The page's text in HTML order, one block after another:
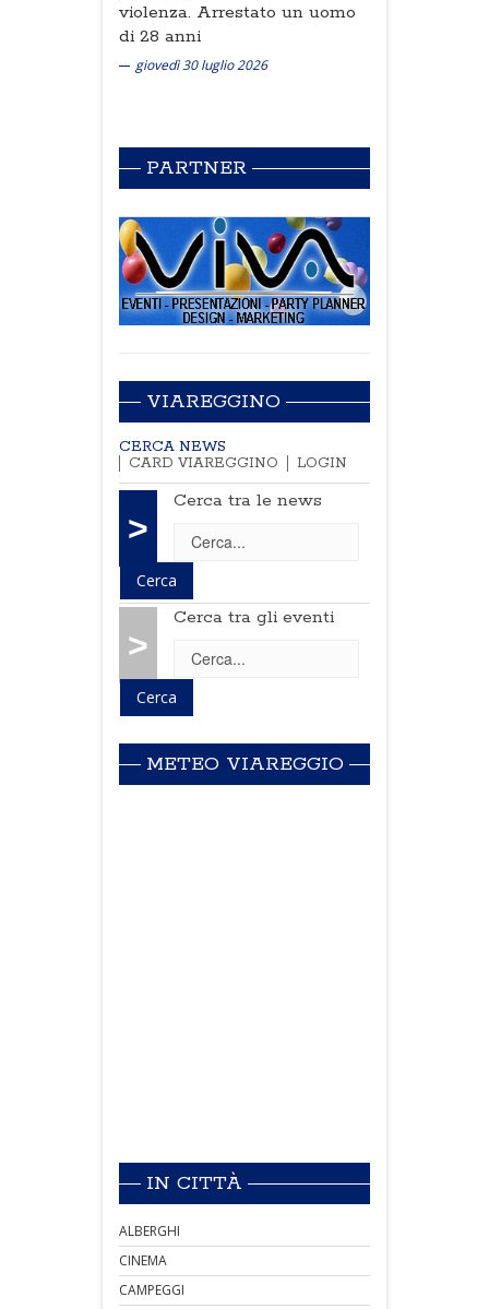
violenza. Arrestato un uomo
di 28 anni
giovedì 30 luglio 2026
PARTNER
VIAREGGINO
CERCA NEWS
CARD VIAREGGINO
LOGIN
>
Cerca tra le news
>
Cerca tra gli eventi
METEO VIAREGGIO
IN CITTÀ
ALBERGHI
CINEMA
CAMPEGGI